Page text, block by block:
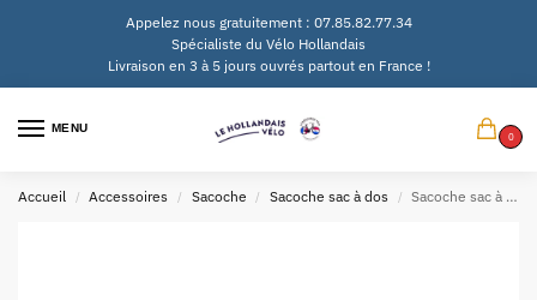
Appelez nous gratuitement : 07.85.82.77.34
Spécialiste du Vélo Hollandais
Livraison en 3 à 5 jours ouvrés partout en France !
MENU
0
Accueil / Accessoires / Sacoche / Sacoche sac à dos / Sacoche sac à dos de vélo Basil Flex 17 litres